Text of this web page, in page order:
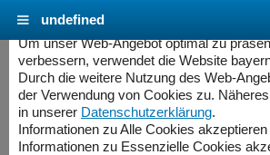
SARTORIUS BCE5201i-
Präzisionswaage - interne
eichfähig
Cookie Einstellungen - bayernwaage.de
Um unser Web-Angebot optimal zu
verbessern, verwendet die Website
Durch die weitere Nutzung des Web-
der Verwendung von Cookies zu.
in unserer Datenschutzerklärung.
Informationen zu Alle Cookies akzeptieren
Informationen zu Essenzielle Cookies
undefined